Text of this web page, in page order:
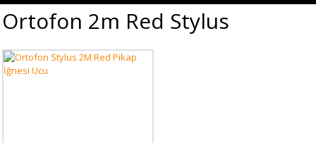
Ortofon 2m Red Stylus